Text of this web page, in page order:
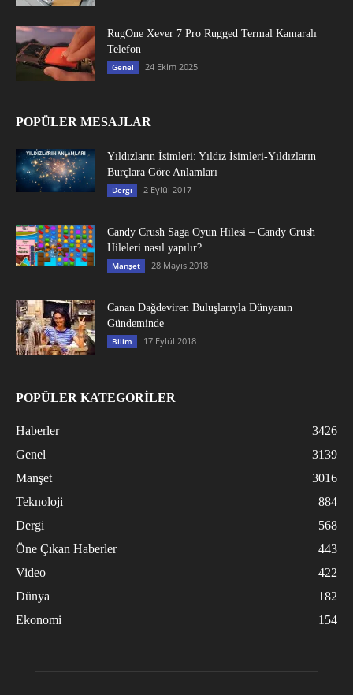
RugOne Xever 7 Pro Rugged Termal Kamaralı
Telefon
Genel 24 Ekim 2025
POPÜLER MESAJLAR
Yıldızların İsimleri: Yıldız İsimleri-Yıldızların
Burçlara Göre Anlamları
Dergi 2 Eylül 2017
Candy Crush Saga Oyun Hilesi – Candy Crush
Hileleri nasıl yapılır?
Manşet 28 Mayıs 2018
Canan Dağdeviren Buluşlarıyla Dünyanın
Gündeminde
Bilim 17 Eylül 2018
POPÜLER KATEGORİLER
Haberler
3426
Genel
3139
Manşet
3016
Teknoloji
884
Dergi
568
Öne Çıkan Haberler
443
Video
422
Dünya
182
Ekonomi
154